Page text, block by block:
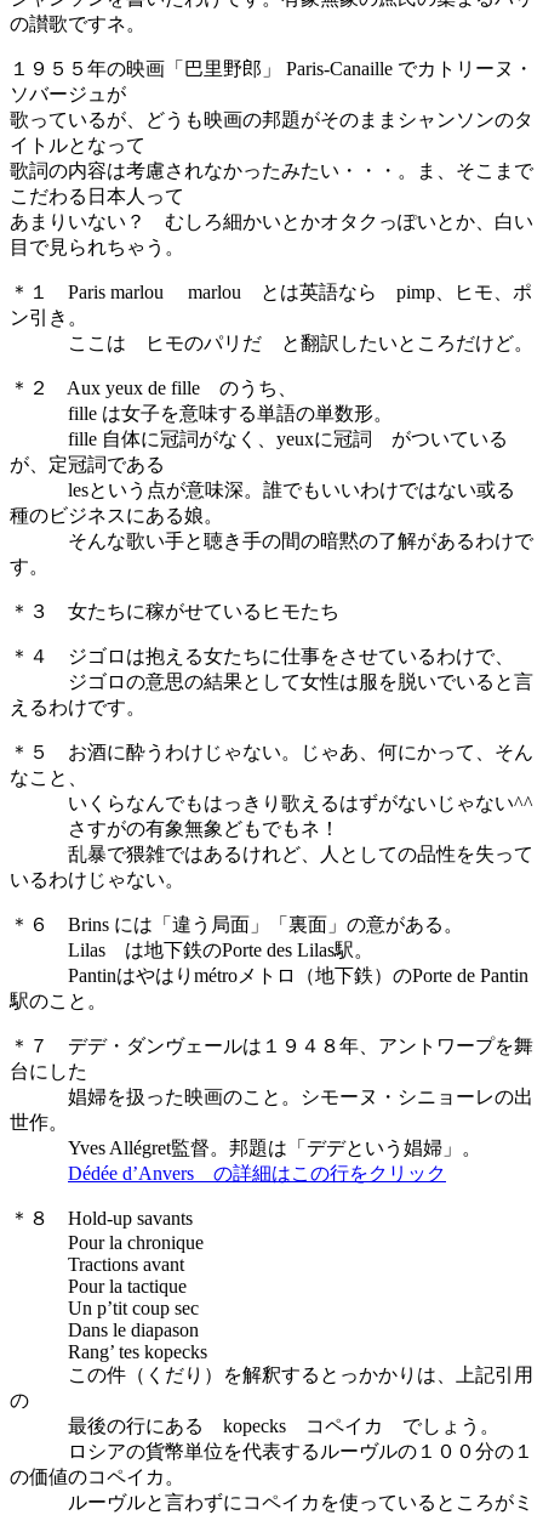
の讃歌ですネ。
１９５５年の映画「巴里野郎」 Paris-Canaille でカトリーヌ・
ソバージュが
歌っているが、どうも映画の邦題がそのままシャンソンのタ
イトルとなって
歌詞の内容は考慮されなかったみたい・・・。ま、そこまで
こだわる日本人って
あまりいない？ むしろ細かいとかオタクっぽいとか、白い
目で見られちゃう。
＊１ Paris marlou marlou とは英語なら pimp、ヒモ、ポ
ン引き。
ここは ヒモのパリだ と翻訳したいところだけど。
＊２ Aux yeux de fille のうち、
fille は女子を意味する単語の単数形。
fille 自体に冠詞がなく、yeuxに冠詞 がついている
が、定冠詞である
lesという点が意味深。誰でもいいわけではない或る
種のビジネスにある娘。
そんな歌い手と聴き手の間の暗黙の了解があるわけで
す。
＊３ 女たちに稼がせているヒモたち
＊４ ジゴロは抱える女たちに仕事をさせているわけで、
ジゴロの意思の結果として女性は服を脱いでいると言
えるわけです。
＊５ お酒に酔うわけじゃない。じゃあ、何にかって、そん
なこと、
いくらなんでもはっきり歌えるはずがないじゃない^^
さすがの有象無象どもでもネ！
乱暴で猥雑ではあるけれど、人としての品性を失って
いるわけじゃない。
＊６ Brins には「違う局面」「裏面」の意がある。
Lilas は地下鉄のPorte des Lilas駅。
Pantinはやはりmétroメトロ（地下鉄）のPorte de Pantin
駅のこと。
＊７ デデ・ダンヴェールは１９４８年、アントワープを舞
台にした
娼婦を扱った映画のこと。シモーヌ・シニョーレの出
世作。
Yves Allégret監督。邦題は「デデという娼婦」。
Dédée d’Anvers の詳細はこの行をクリック
＊８ Hold-up savants
Pour la chronique
Tractions avant
Pour la tactique
Un p’tit coup sec
Dans le diapason
Rang’ tes kopecks
この件（くだり）を解釈するとっかかりは、上記引用
の
最後の行にある kopecks コペイカ でしょう。
ロシアの貨幣単位を代表するルーヴルの１００分の１
の価値のコペイカ。
ルーヴルと言わずにコペイカを使っているところがミ